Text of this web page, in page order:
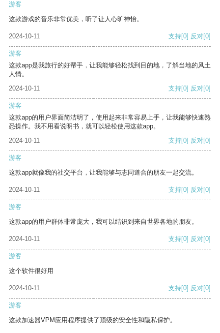
游客
这款游戏的音乐非常优美，听了让人心旷神怡。
2024-10-11 支持[0] 反对[0]
游客
这款app是我旅行的好帮手，让我能够轻松找到目的地，了解当地的风土
人情。
2024-10-11
支持[0] 反对[0]
游客
这款app的用户界面简洁明了，使用起来非常容易上手，让我能够快速熟
悉操作。我不用看说明书，就可以轻松使用这款app。
2024-10-11
支持[0] 反对[0]
游客
这款app就像我的社交平台，让我能够与志同道合的朋友一起交流。
2024-10-11 支持[0] 反对[0]
游客
这款app的用户群体非常庞大，我可以结识到来自世界各地的朋友。
2024-10-11 支持[0] 反对[0]
游客
这个软件很好用
2024-10-11 支持[0] 反对[0]
游客
这款加速器VPM应用程序提供了顶级的安全性和隐私保护。